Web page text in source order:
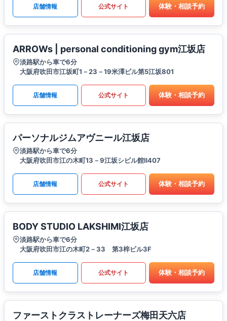
店舗情報 公式サイト 体験・相談予約
ARROWs | personal conditioning gym江坂店
淡路駅から車で6分
大阪府吹田市江坂町1－23－19米澤ビル第5江坂801
店舗情報 公式サイト 体験・相談予約
パーソナルジムアヴニール江坂店
淡路駅から車で6分
大阪府吹田市江の木町13－9江坂シビル館Ⅱ407
店舗情報 公式サイト 体験・相談予約
BODY STUDIO LAKSHIMI江坂店
淡路駅から車で6分
大阪府吹田市江の木町2－33 第3梓ビル3F
店舗情報 公式サイト 体験・相談予約
ファーストクラストレーナーズ梅田天六店